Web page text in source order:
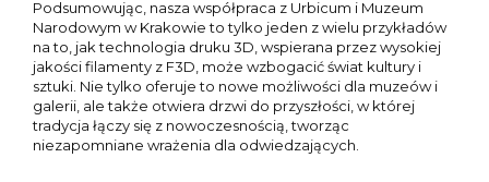
Podsumowując, nasza współpraca z Urbicum i Muzeum
Narodowym w Krakowie to tylko jeden z wielu przykładów
na to, jak technologia druku 3D, wspierana przez wysokiej
jakości filamenty z F3D, może wzbogacić świat kultury i
sztuki. Nie tylko oferuje to nowe możliwości dla muzeów i
galerii, ale także otwiera drzwi do przyszłości, w której
tradycja łączy się z nowoczesnością, tworząc
niezapomniane wrażenia dla odwiedzających.